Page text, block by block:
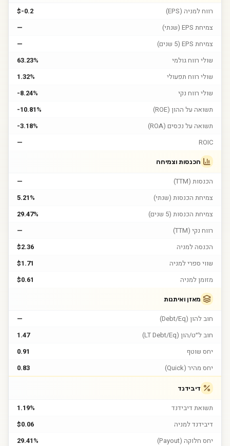
רווח למניה (EPS)
$-0.2
צמיחת EPS (שנתי)
—
צמיחת EPS (5 שנים)
—
שולי רווח גולמי
63.23%
שולי רווח תפעולי
1.32%
שולי רווח נקי
-8.24%
תשואה על ההון (ROE)
-10.81%
תשואה על נכסים (ROA)
-3.18%
ROIC
—
הכנסות וצמיחה
הכנסות (TTM)
—
צמיחת הכנסות (שנתי)
5.21%
צמיחת הכנסות (5 שנים)
29.47%
רווח נקי (TTM)
—
הכנסה למניה
$2.36
שווי ספרי למניה
$1.71
מזומן למניה
$0.61
מאזן ואיתנות
חוב להון (Debt/Eq)
—
חוב ל״ט/הון (LT Debt/Eq)
1.47
יחס שוטף
0.91
יחס מהיר (Quick)
0.83
דיבידנד
תשואת דיבידנד
1.19%
דיבידנד למניה
$0.06
יחס חלוקה (Payout)
29.41%